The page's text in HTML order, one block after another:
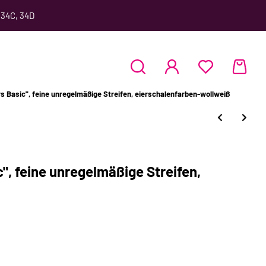
34D
Basic", feine unregelmäßige Streifen, eierschalenfarben-wollweiß
feine unregelmäßige Streifen,